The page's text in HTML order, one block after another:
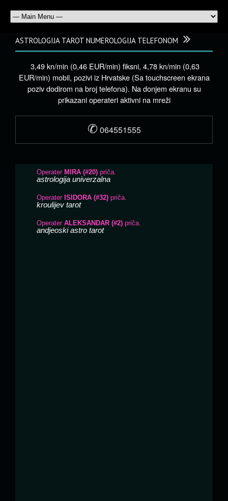
ASTROLOGIJA TAROT NUMEROLOGIJA TELEFONOM
3,49 kn/min (0,46 EUR/min) fiksni, 4,78 kn/min (0,63
EUR/min) mobil, pozivi iz Hrvatske (Sa touchscreen ekrana
poziv dodirom na broj telefona). Na donjem ekranu su
prikazani operateri aktivni na mreži
✆ 064551555